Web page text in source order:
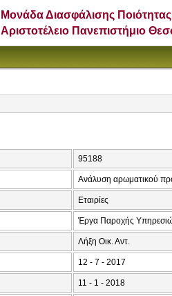
Μονάδα Διασφάλισης Ποιότητας
Αριστοτέλειο Πανεπιστήμιο
95188
Ανάλυση αρωματικού
Εταιρίες
Έργα Παροχής
Λήξη Οικ. Αντ.
12 - 7 - 2017
11 - 1 - 2018